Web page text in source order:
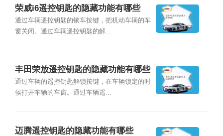
荣威i6遥控钥匙的隐藏功能有哪些
通过车辆遥控钥匙的锁车按键，把机动车辆的车
窗关闭。通过车辆遥控钥匙的解...
丰田荣放遥控钥匙的隐藏功能有哪些
通过车辆的遥控钥匙解锁按键，在车辆锁定的时
候打开车辆的车窗。通过车辆遥...
迈腾遥控钥匙的隐藏功能有哪些